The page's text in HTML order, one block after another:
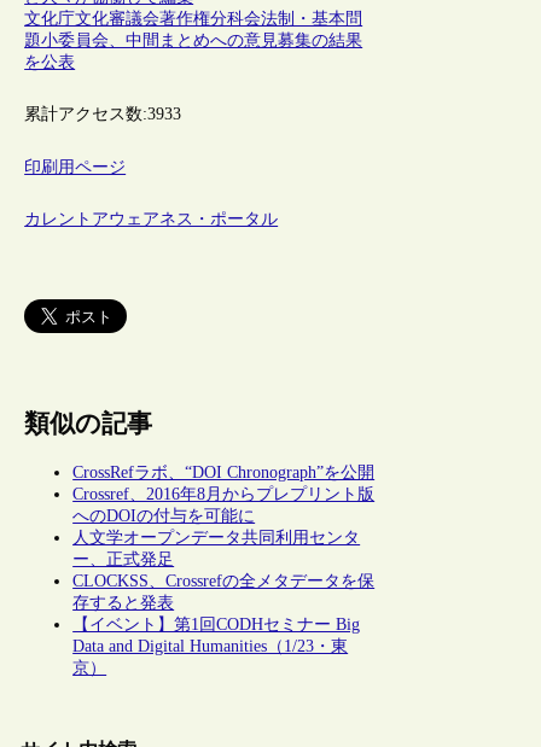
文化庁文化審議会著作権分科会法制・基本問
題小委員会、中間まとめへの意見募集の結果
を公表
累計アクセス数:3933
印刷用ページ
カレントアウェアネス・ポータル
類似の記事
CrossRefラボ、“DOI Chronograph”を公開
Crossref、2016年8月からプレプリント版
へのDOIの付与を可能に
人文学オープンデータ共同利用センタ
ー、正式発足
CLOCKSS、Crossrefの全メタデータを保
存すると発表
【イベント】第1回CODHセミナー Big
Data and Digital Humanities（1/23・東
京）